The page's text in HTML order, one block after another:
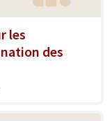
les
des